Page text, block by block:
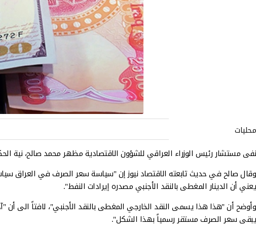
محليات
نفى مستشار رئيس الوزراء العراقي للشؤون الاقتصادية مظهر محمد صالح، نية
وقال صالح في حديث تابعته الاقتصاد نيوز إن "سياسة سعر الصرف في العراق سياسة
يعني أن الدينار المغطى بالنقد الأجنبي مصدره إيرادات النفط".
وأوضح أن "هذا هذا يسمى النقد الخارجي المغطى بالنقد الأجنبي"، لافتاً الى
يبقى سعر الصرف مستقر رسمياً بهذا الشكل".